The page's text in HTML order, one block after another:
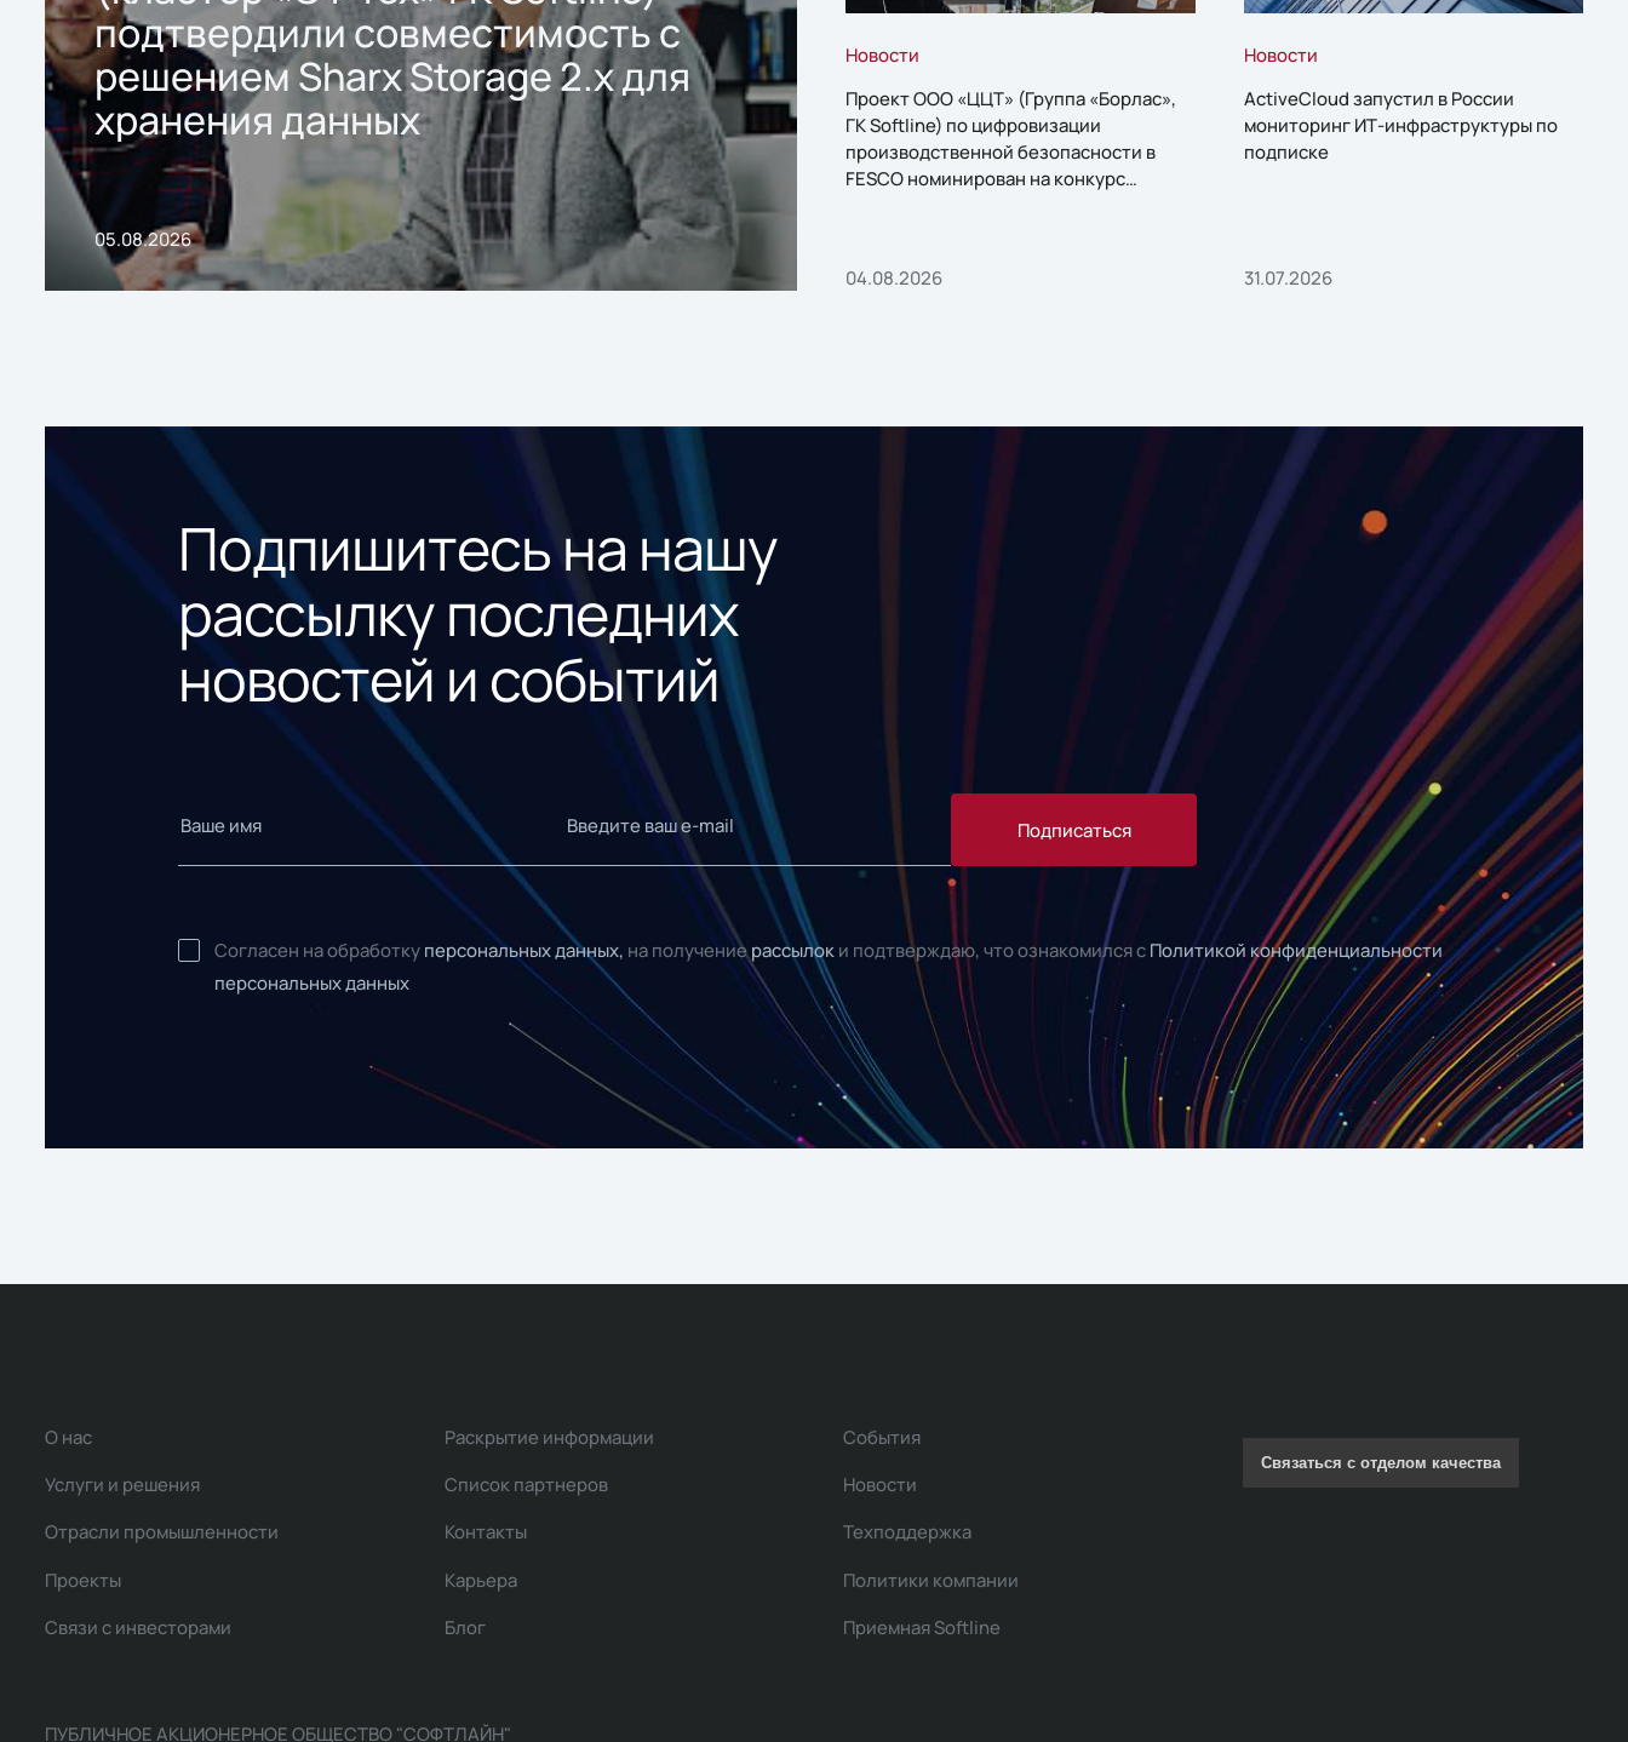
подтвердили совместимость с
решением Sharx Storage 2.x для
хранения данных
05.08.2026
Новости
Проект ООО «ЦЦТ» (Группа «Борлас»,
ГК Softline) по цифровизации
производственной безопасности в
FESCO номинирован на конкурс
04.08.2026
Новости
ActiveCloud запустил в России
мониторинг ИТ-инфраструктуры по
подписке
31.07.2026
Подпишитесь на нашу
рассылку последних
новостей и событий
Подписаться
Согласен на обработку персональных данных, на получениерассылок и подтверждаю, что ознакомился с Политикой конфиденциальности
персональных данных
О нас
Услуги и решения
Отрасли промышленности
Проекты
Связи с инвесторами
Раскрытие информации
Список партнеров
Контакты
Карьера
Блог
События
Новости
Техподдержка
Политики компании
Приемная Softline
Связаться с отделом качества
ПУБЛИЧНОЕ АКЦИОНЕРНОЕ ОБЩЕСТВО "СОФТЛАЙН"